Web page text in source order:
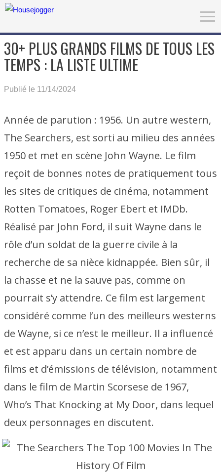
30+ PLUS GRANDS FILMS DE TOUS LES
TEMPS : LA LISTE ULTIME
Publié le 11/14/2024
Année de parution : 1956. Un autre western,
The Searchers, est sorti au milieu des années
1950 et met en scène John Wayne. Le film
reçoit de bonnes notes de pratiquement tous
les sites de critiques de cinéma, notamment
Rotten Tomatoes, Roger Ebert et IMDb.
Réalisé par John Ford, il suit Wayne dans le
rôle d’un soldat de la guerre civile à la
recherche de sa nièce kidnappée. Bien sûr, il
la chasse et ne la sauve pas, comme on
pourrait s’y attendre. Ce film est largement
considéré comme l’un des meilleurs westerns
de Wayne, si ce n’est le meilleur. Il a influencé
et est apparu dans un certain nombre de
films et d’émissions de télévision, notamment
dans le film de Martin Scorsese de 1967,
Who’s That Knocking at My Door, dans lequel
deux personnages en discutent.